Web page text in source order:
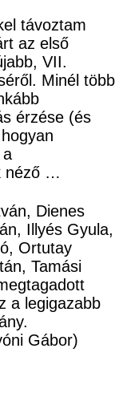
távoztam
az első
VII.
Minél több
érzése (és
a
néző …
Dienes
Illyés Gyula,
Ortutay
Tamási
a legigazabb
Gábor)